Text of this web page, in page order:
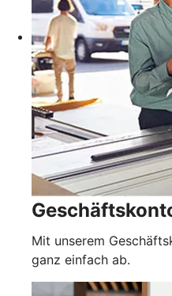
Mit unserem
ganz einfach ab.